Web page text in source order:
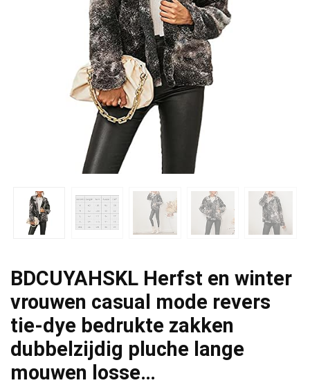
BDCUYAHSKL Herfst en winter
vrouwen casual mode revers
tie-dye bedrukte zakken
dubbelzijdig pluche lange
mouwen losse…